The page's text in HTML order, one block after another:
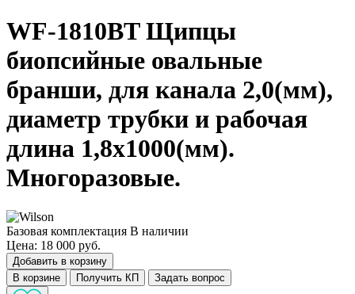
WF-1810BT Щипцы
биопсийные овальные
бранши, для канала 2,0(мм),
диаметр трубки и рабочая
длина 1,8х1000(мм).
Многоразовые.
Базовая комплектация В наличии
Цена: 18 000 руб.
Добавить в корзину
В корзине
Получить КП Задать вопрос